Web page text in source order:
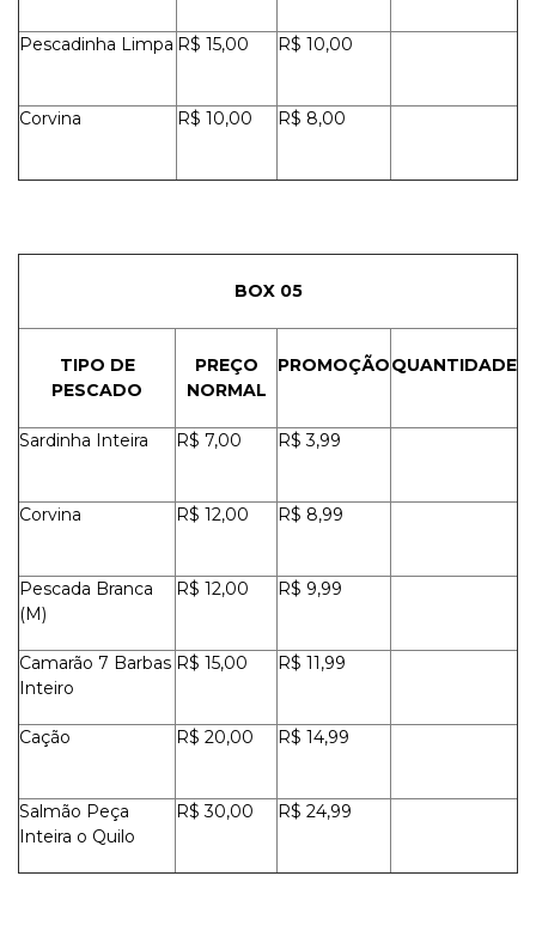
Pescadinha Limpa R$ 15,00 R$ 10,00
Corvina R$ 10,00 R$ 8,00
BOX 05
TIPO DE
PESCADO
PREÇO
NORMAL
PROMOÇÃOQUANTIDADE
Sardinha Inteira R$ 7,00 R$ 3,99
Corvina R$ 12,00 R$ 8,99
Pescada Branca
(M)
R$ 12,00 R$ 9,99
Camarão 7 Barbas
Inteiro
R$ 15,00 R$ 11,99
Cação R$ 20,00 R$ 14,99
Salmão Peça
Inteira o Quilo
R$ 30,00 R$ 24,99